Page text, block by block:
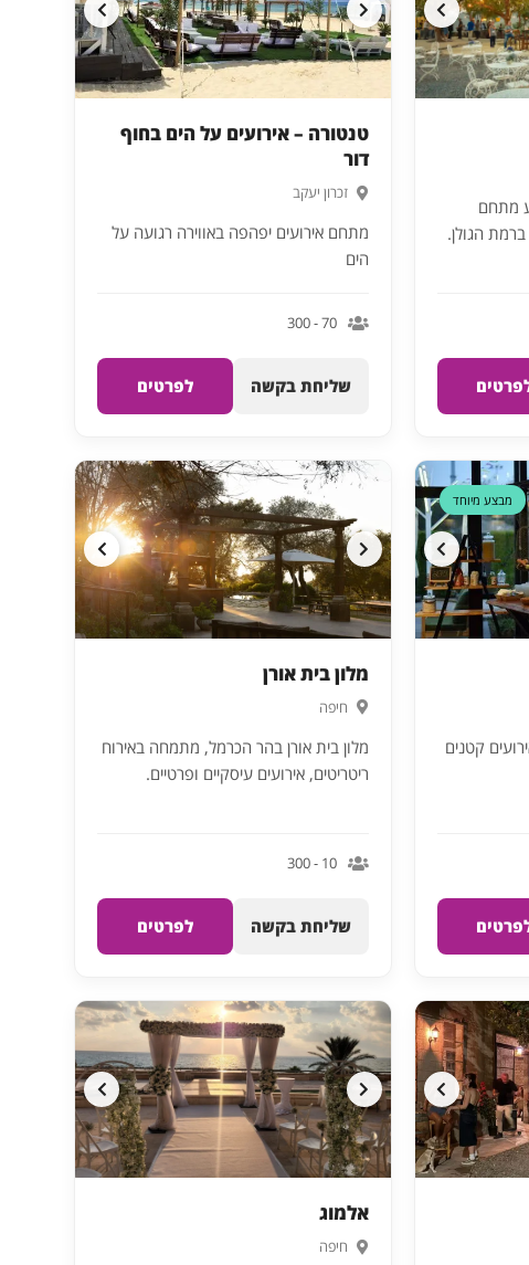
מתחם
עד 350 איש ברמת הגולן.
טנטורה – אירועים על הים בחוף
דור
זכרון יעקב
מתחם אירועים יפהפה באווירה רגועה על
הים
70 - 300
שליחת בקשה לפרטים
מבצע מיוחד
לאירועים קטנים
מלון בית אורן
חיפה
מלון בית אורן בהר הכרמל, מתמחה באירוח
ריטריטים, אירועים עיסקיים ופרטיים.
10 - 300
שליחת בקשה לפרטים
אלמוג
חיפה